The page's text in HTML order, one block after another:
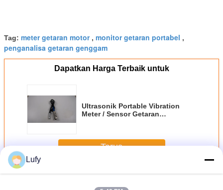
Tag: meter getaran motor, monitor getaran portabel ,
penganalisa getaran genggam
Dapatkan Harga Terbaik untuk
Ultrasonik Portable Vibration
Meter / Sensor Getaran
Terus
LebihPengukur Getaran Portabel
Lufy